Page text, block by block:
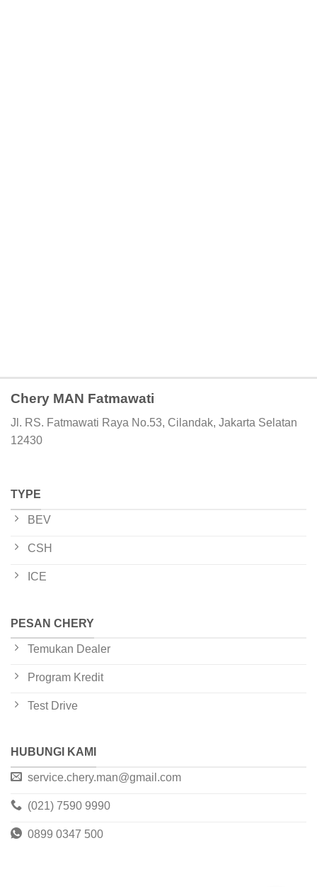
Chery MAN Fatmawati
Jl. RS. Fatmawati Raya No.53, Cilandak, Jakarta Selatan
12430
TYPE
BEV
CSH
ICE
PESAN CHERY
Temukan Dealer
Program Kredit
Test Drive
HUBUNGI KAMI
service.chery.man@gmail.com
(021) 7590 9990
0899 0347 500